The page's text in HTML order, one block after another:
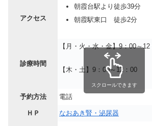
アクセス
朝霞台駅より徒歩39分
朝霞駅東口 徒歩2分
診療時間
【月・火・水・金】9：00～
【木・土】9：00～12：00
予約方法 電話
ＨＰ なおあき腎・泌尿器
スクロールできます